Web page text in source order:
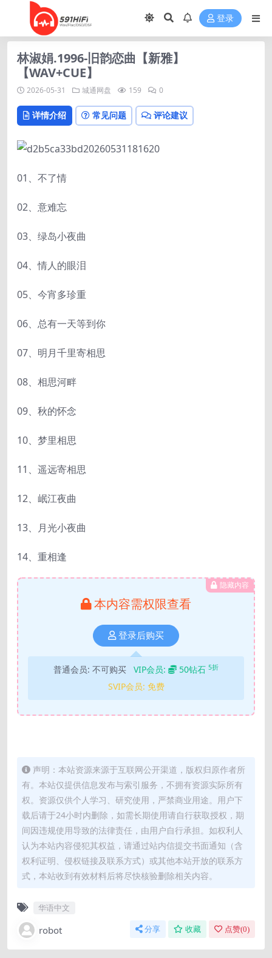
登录
林淑娟.1996-旧韵恋曲【新雅】
【WAV+CUE】
2026-05-31 城通网盘 159 0
详情介绍 常见问题 评论建议
01、不了情
02、意难忘
03、绿岛小夜曲
04、情人的眼泪
05、今宵多珍重
06、总有一天等到你
07、明月千里寄相思
08、相思河畔
09、秋的怀念
10、梦里相思
11、遥远寄相思
12、岷江夜曲
13、月光小夜曲
14、重相逢
隐藏内容
本内容需权限查看
登录后购买
普通会员: 不可购买 VIP会员: 50钻石 5折
SVIP会员: 免费
声明：本站资源来源于互联网公开渠道，版权归原作者所
有。本站仅提供信息发布与索引服务，不拥有资源实际所有
权。资源仅供个人学习、研究使用，严禁商业用途。用户下
载后请于24小时内删除，如需长期使用请自行获取授权，期
间因违规使用导致的法律责任，由用户自行承担。如权利人
认为本站内容侵犯其权益，请通过站内信提交书面通知（含
权利证明、侵权链接及联系方式）或其他本站开放的联系方
式，本站收到有效材料后将尽快核验删除相关内容。
华语中文
robot 分享 收藏 点赞(0)